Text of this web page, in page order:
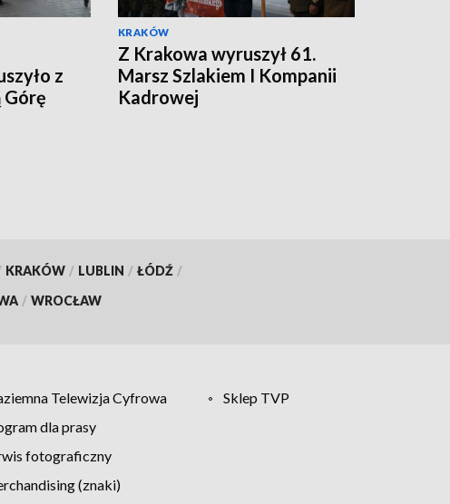
z
Górę
KRAKÓW
Z Krakowa wyruszył 61.
Marsz Szlakiem I Kompanii
Kadrowej
KRAKÓW / LUBLIN / ŁÓDŹ /
/ WROCŁAW
Telewizja Cyfrowa
Sklep TVP
dla prasy
fotograficzny
(znaki)